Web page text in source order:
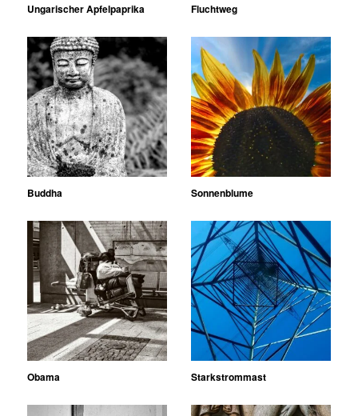
Ungarischer Apfelpaprika Fluchtweg
Buddha Sonnenblume
Obama Starkstrommast